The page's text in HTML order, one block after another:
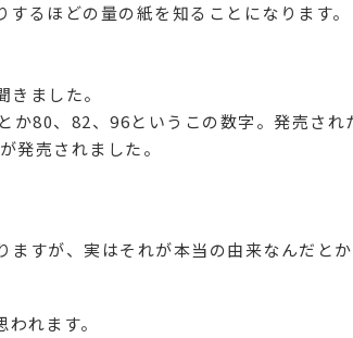
るほどの量の紙を知ることになります。
ました。
80、82、96というこの数字。発売され
発売されました。
すが、実はそれが本当の由来なんだとか
れます。